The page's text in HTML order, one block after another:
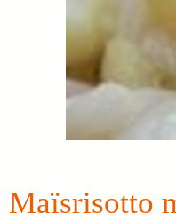
Maïsrisotto